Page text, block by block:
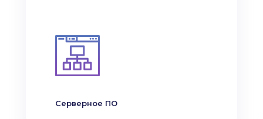
Серверное ПО